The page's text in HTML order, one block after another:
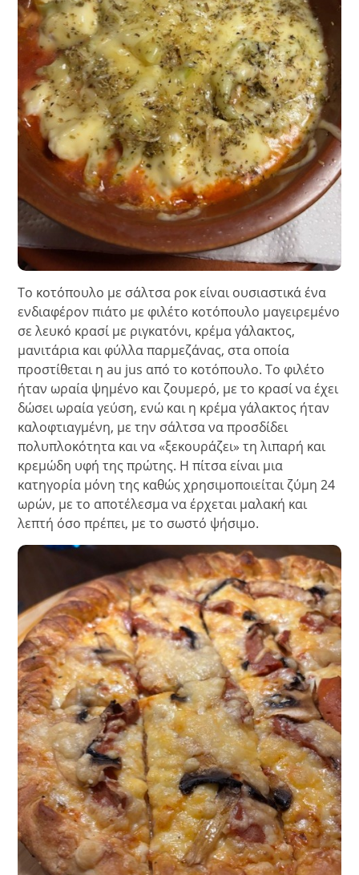
Το κοτόπουλο με σάλτσα ροκ είναι ουσιαστικά ένα
ενδιαφέρον πιάτο με φιλέτο κοτόπουλο μαγειρεμένο
σε λευκό κρασί με ριγκατόνι, κρέμα γάλακτος,
μανιτάρια και φύλλα παρμεζάνας, στα οποία
προστίθεται η au jus από το κοτόπουλο. Το φιλέτο
ήταν ωραία ψημένο και ζουμερό, με το κρασί να έχει
δώσει ωραία γεύση, ενώ και η κρέμα γάλακτος ήταν
καλοφτιαγμένη, με την σάλτσα να προσδίδει
πολυπλοκότητα και να «ξεκουράζει» τη λιπαρή και
κρεμώδη υφή της πρώτης. Η πίτσα είναι μια
κατηγορία μόνη της καθώς χρησιμοποιείται ζύμη 24
ωρών, με το αποτέλεσμα να έρχεται μαλακή και
λεπτή όσο πρέπει, με το σωστό ψήσιμο.